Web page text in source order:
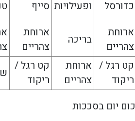
כדורסל ופעילויות סייף
ארוחת
צהריים
בריכה
ארוחת
צהריים
קט רגל /
ריקוד
ארוחת
צהריים
קט רגל /
ריקוד
יום בסככות